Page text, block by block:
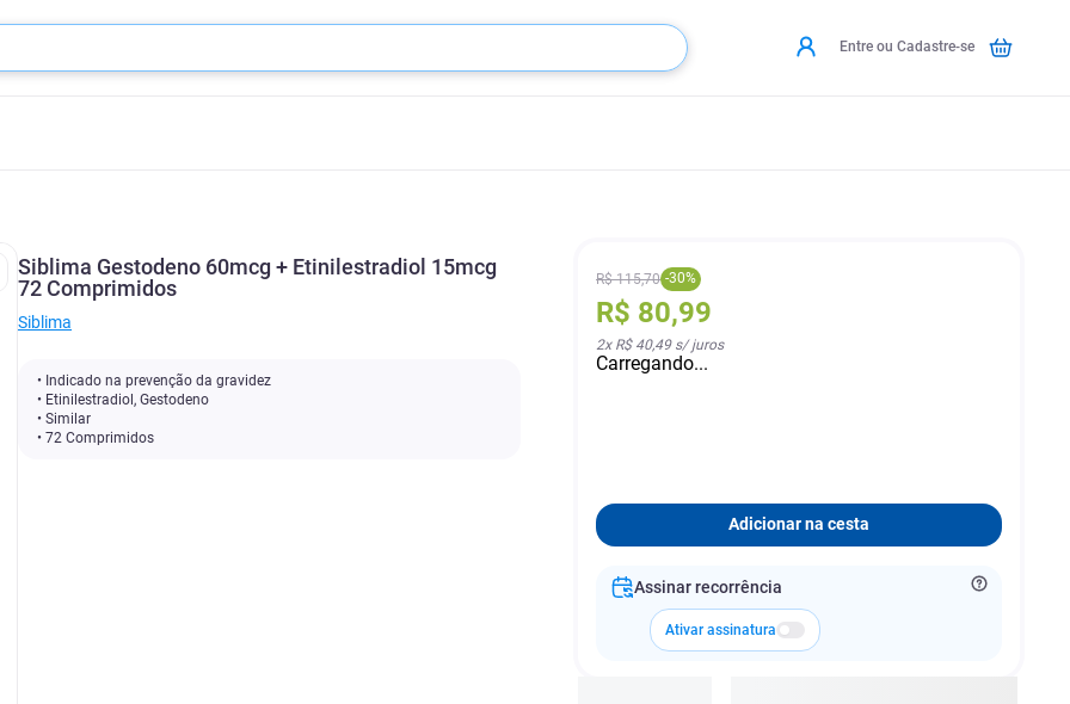
Entre ou Cadastre-se
Siblima Gestodeno 60mcg + Etinilestradiol 15mcg
72 Comprimidos
Siblima
• Indicado na prevenção da gravidez
• Etinilestradiol, Gestodeno
• Similar
• 72 Comprimidos
R$ 115,70 -30%
R$ 80,99
2x R$ 40,49s/ juros
Carregando...
Adicionar na cesta
Assinar recorrência
Ativar assinatura